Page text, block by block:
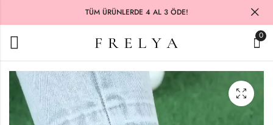
TÜM ÜRÜNLERDE 4 AL 3 ÖDE!
0